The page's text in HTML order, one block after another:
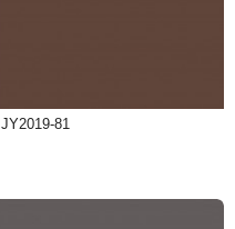
JY2019-81